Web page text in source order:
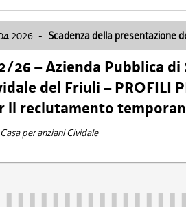
- Scadenza della presentazione
26 – Azienda Pubblica di
del Friuli – PROFILI
il reclutamento
per anziani Cividale